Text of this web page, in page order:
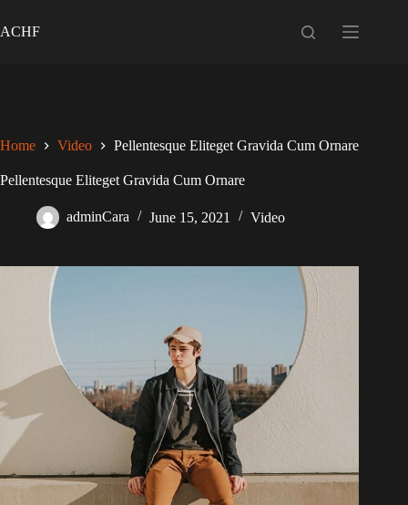
to
content
ACHF
Home Video Pellentesque Eliteget Gravida Cum Ornare
Pellentesque Eliteget Gravida Cum Ornare
adminCara June 15, 2021 Video